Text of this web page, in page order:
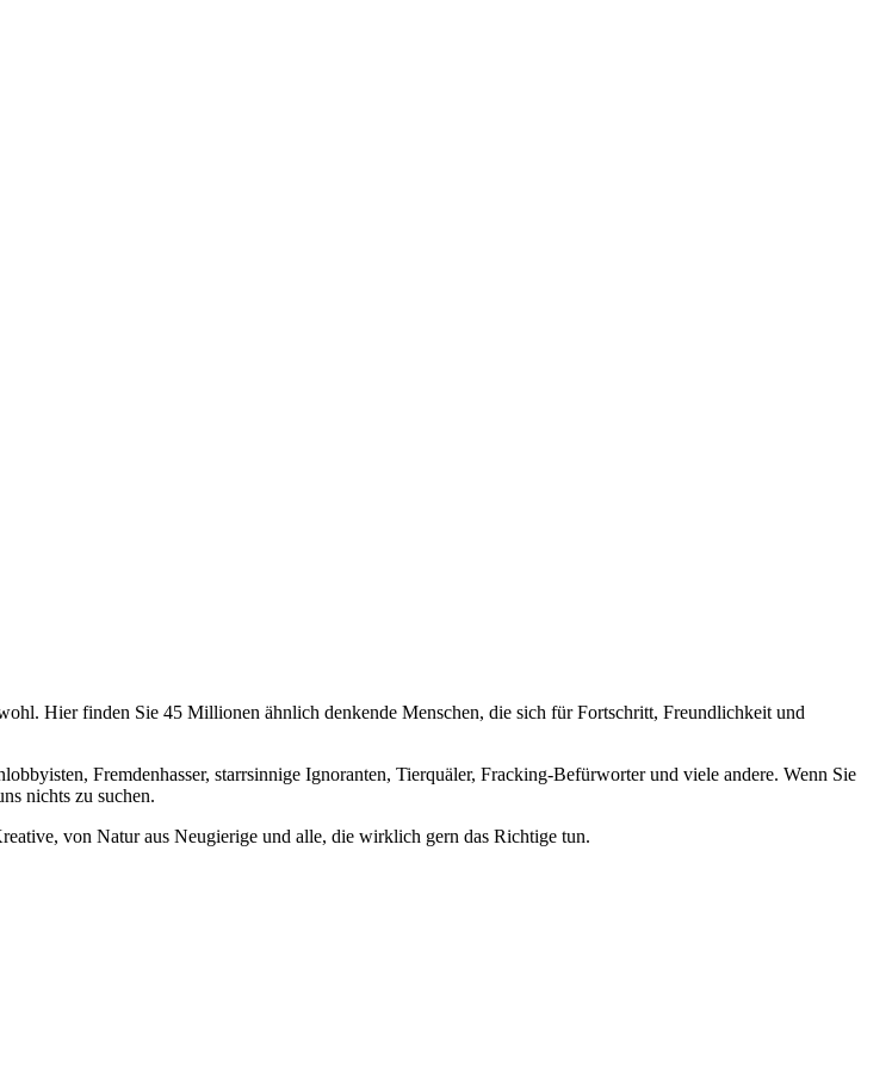
Hier finden Sie 45 Millionen ähnlich denkende Menschen, die sich für Fortschritt, Freundlichkeit und
Fremdenhasser, starrsinnige Ignoranten, Tierquäler, Fracking-Befürworter und viele andere. Wenn Sie
nichts zu suchen.
von Natur aus Neugierige und alle, die wirklich gern das Richtige tun.